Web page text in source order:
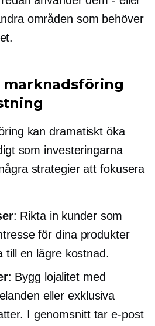
områden som behöver
kan dramatiskt öka
som investeringarna
strategier att fokusera
: Rikta in kunder som
för dina produkter
till en lägre kostnad.
: Bygg lojalitet med
eller exklusiva
I genomsnitt tar e-post